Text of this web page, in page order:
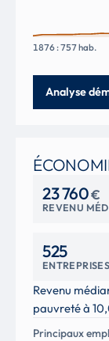
1876 : 757 hab.
Analyse
23 760€
REVENU
525
ENTREPRISES
Revenu
pauvreté à
Principaux